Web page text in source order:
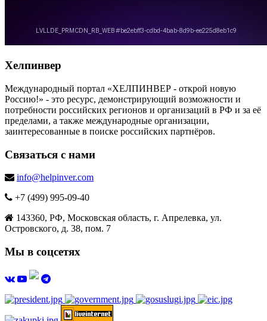
Хелпинвер
Международный портал «ХЕЛПИНВЕР - открой новую
Россию!» - это ресурс, демонстрирующий возможности и
потребности российских регионов и организаций в РФ и за её
пределами, а также международные организации,
заинтересованные в поиске российских партнёров.
Связаться с нами
info@helpinver.com
+7 (499) 995-09-40
143360, РФ, Московская область, г. Апрелевка, ул.
Островского, д. 38, пом. 7
Мы в соцсетях